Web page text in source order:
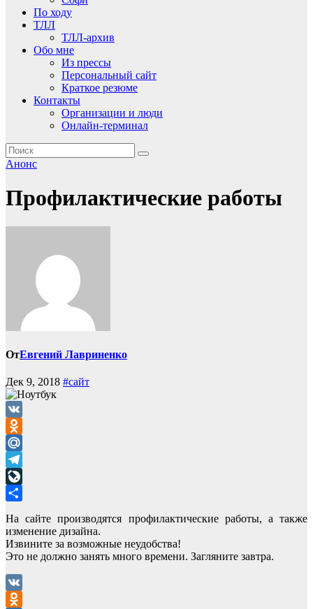
По ходу
ТЛЛ
ТЛЛ-архив
Обо мне
Из прессы
Персональный сайт
Краткое резюме
Контакты
Организации и люди
Онлайн-терминал
Анонс
Профилактические работы
ОтЕвгений Лавриненко
Дек 9, 2018 #сайт
VK
Odnoklassniki
Mail.Ru
Telegram
LiveJournal
На сайте производятся профилактические работы, а также
изменение дизайна.
Извините за возможные неудобства!
Это не должно занять много времени. Загляните завтра.
VK